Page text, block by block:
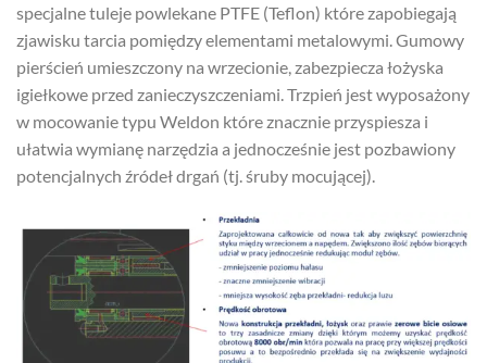
specjalne tuleje powlekane PTFE (Teflon) które zapobiegają
zjawisku tarcia pomiędzy elementami metalowymi. Gumowy
pierścień umieszczony na wrzecionie, zabezpiecza łożyska
igiełkowe przed zanieczyszczeniami. Trzpień jest wyposażony
w mocowanie typu Weldon które znacznie przyspiesza i
ułatwia wymianę narzędzia a jednocześnie jest pozbawiony
potencjalnych źródeł drgań (tj. śruby mocującej).